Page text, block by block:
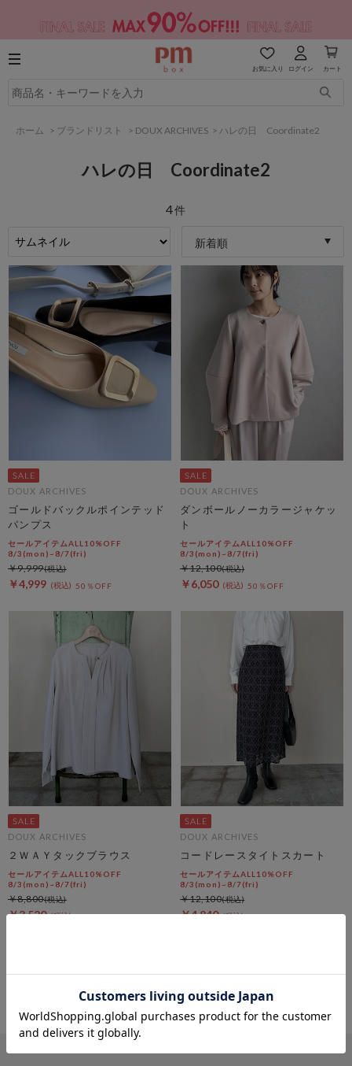
お気に入り ログイン カート
ホーム > ブランドリスト > DOUX ARCHIVES > ハレの日 Coordinate2
ハレの日 Coordinate2
4件
新着順
DOUX ARCHIVES
ゴールドバックルポインテッド
パンプス
セールアイテムALL10%OFF
8/3(mon)~8/7(fri)
￥4,999 50％OFF
￥9,999
DOUX ARCHIVES
ダンボールノーカラージャケッ
ト
セールアイテムALL10%OFF
8/3(mon)~8/7(fri)
￥6,050 50％OFF
￥12,100
DOUX ARCHIVES
２ＷＡＹタックブラウス
セールアイテムALL10%OFF
8/3(mon)~8/7(fri)
￥3,520 60％OFF
￥8,800
DOUX ARCHIVES
コードレースタイトスカート
セールアイテムALL10%OFF
8/3(mon)~8/7(fri)
￥4,840 60％OFF
￥12,100